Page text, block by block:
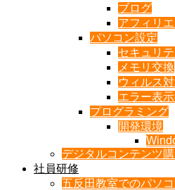
ブログ
アフィリエ
パソコン設定
セキュリテ
メモリ交換
ウィルス
エラー表
プログラミング
開発環境
デジタルコンテンツ
社員研修
五反田教室でのパソ